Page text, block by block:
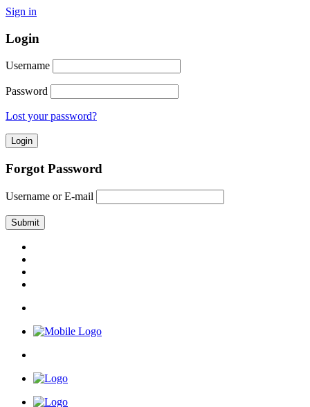
Sign in
Login
Username
Password
Lost your password?
Forgot Password
Username or E-mail